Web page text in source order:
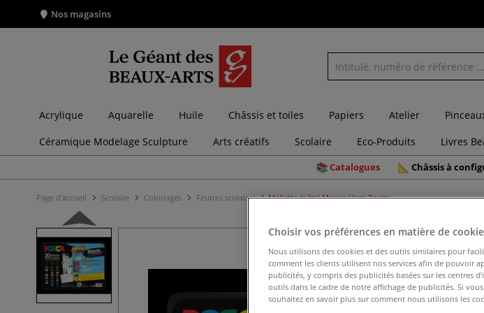
Nos magasins
Acrylique Aquarelle Huile Châssis et toiles Papiers Atelier
Céramique Modelage Sculpture
Arts créatifs Scolaire Eco-Produits Livres
Catalogues Châssis à
Page d'accueil Scolaire Coloriages Feutres scolaires Mallette métal Manga Hero Posca
Choisir vos préférences en matière de
Nous utilisons des cookies et des outils similaires pour
comment les clients utilisent nos services afin de pouvoir
publicités, y compris des publicités basées sur les centres
outils dans le cadre de notre affichage de publicités. Si
souhaitez en savoir plus sur comment nous utilisons les